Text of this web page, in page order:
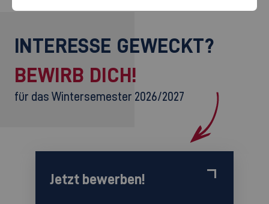
INTERESSE GEWECKT?
BEWIRB DICH!
für das Wintersemester 2026/2027
Jetzt bewerben!